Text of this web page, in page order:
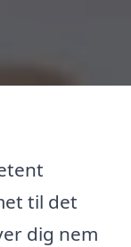
til det
dig nem